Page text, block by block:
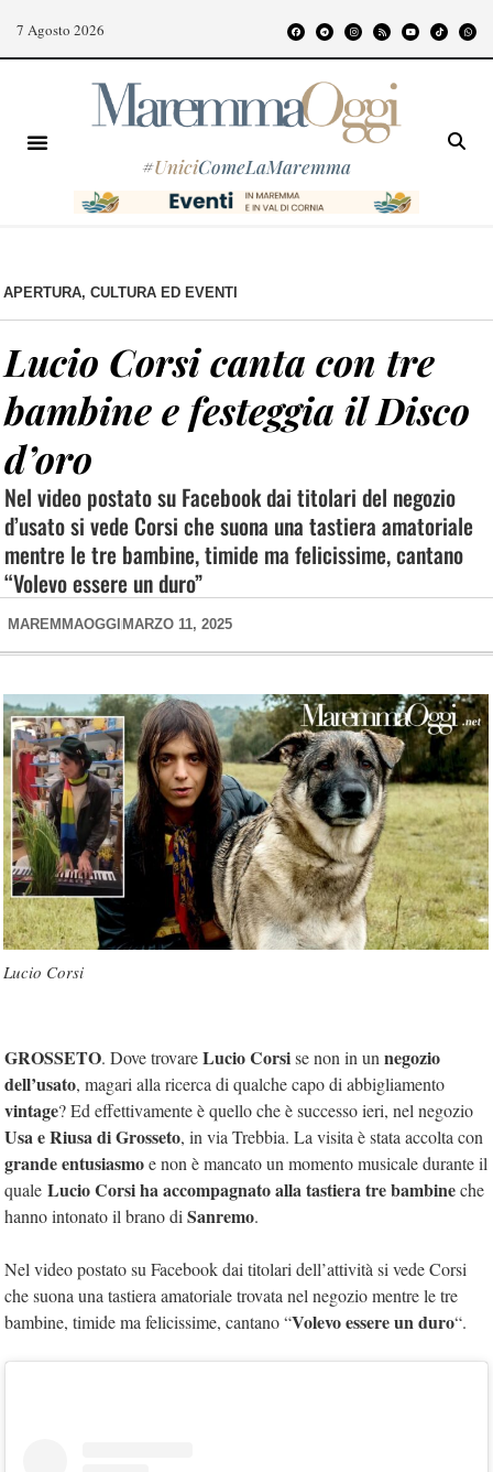
7 Agosto 2026
#UniciComeLaMaremma
APERTURA, CULTURA ED EVENTI
Lucio Corsi canta con tre
bambine e festeggia il Disco
d’oro
Nel video postato su Facebook dai titolari del negozio
d’usato si vede Corsi che suona una tastiera amatoriale
mentre le tre bambine, timide ma felicissime, cantano
“Volevo essere un duro”
MAREMMAOGGI MARZO 11, 2025
Lucio Corsi
GROSSETO. Dove trovareLucio Corsise non in un negozio
dell’usato, magari alla ricerca di qualche capo di abbigliamento
vintage? Ed effettivamente è quello che è successo ieri, nel negozio
Usa e Riusa di Grosseto, in via Trebbia. La visita è stata accolta con
grande entusiasmoe non è mancato un momento musicale durante il
quale Lucio Corsi ha accompagnato alla tastiera tre bambineche
hanno intonato il brano di Sanremo.
Nel video postato su Facebook dai titolari dell’attività si vede Corsi
che suona una tastiera amatoriale trovata nel negozio mentre le tre
bambine, timide ma felicissime, cantano “Volevo essere un duro“.